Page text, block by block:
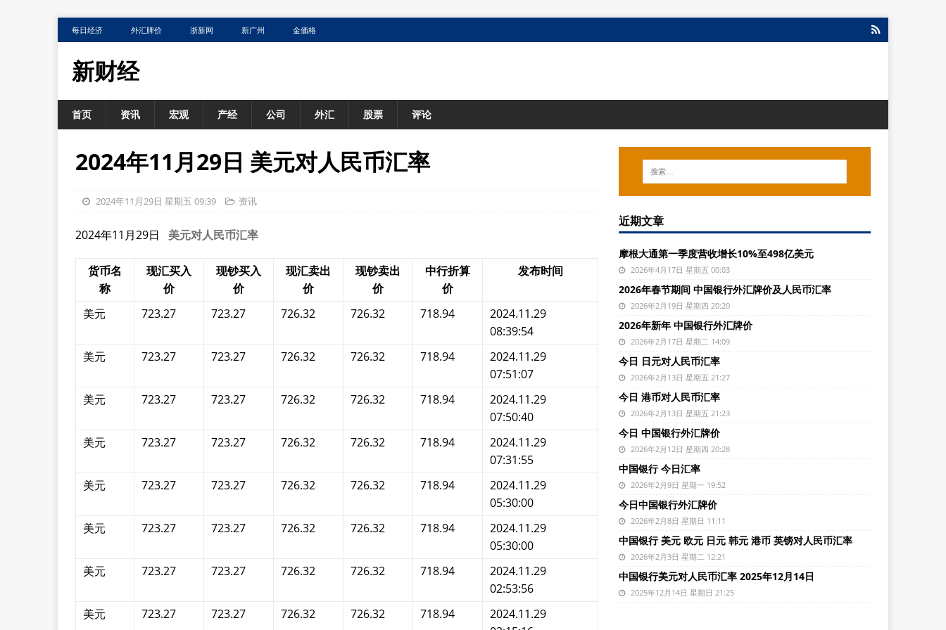
每日经济 外汇牌价 浙新网 新广州 金価格
新财经
首页 资讯 宏观 产经 公司 外汇 股票 评论
2024年11月29日 美元对人民币汇率
2024年11月29日 星期五 09:39 资讯
2024年11月29日 美元对人民币汇率
货币名
称
现汇买入
价
现钞买入
价
现汇卖出
价
现钞卖出
价
中行折算
价
发布时间
美元 723.27 723.27 726.32 726.32 718.94
2024.11.29
08:39:54
美元
723.27 723.27 726.32 726.32 718.94
2024.11.29
07:51:07
美元
723.27 723.27 726.32 726.32 718.94
2024.11.29
07:50:40
美元
723.27 723.27 726.32 726.32 718.94
2024.11.29
07:31:55
美元
723.27 723.27 726.32 726.32 718.94
2024.11.29
05:30:00
美元
723.27 723.27 726.32 726.32 718.94
2024.11.29
05:30:00
美元
723.27 723.27 726.32 726.32 718.94
2024.11.29
02:53:56
美元
723.27 723.27 726.32 726.32 718.94
2024.11.29
近期文章
摩根大通第一季度营收增长10%至498亿美元
2026年4月17日 星期五 00:03
2026年春节期间 中国银行外汇牌价及人民币汇率
2026年2月19日 星期四 20:20
2026年新年 中国银行外汇牌价
2026年2月17日 星期二 14:09
今日 日元对人民币汇率
2026年2月13日 星期五 21:27
今日 港币对人民币汇率
2026年2月13日 星期五 21:23
今日 中国银行外汇牌价
2026年2月12日 星期四 20:28
中国银行 今日汇率
2026年2月9日 星期一 19:52
今日中国银行外汇牌价
2026年2月8日 星期日 11:11
中国银行 美元 欧元 日元 韩元 港币 英镑对人民币汇率
2026年2月3日 星期二 12:21
中国银行美元对人民币汇率 2025年12月14日
2025年12月14日 星期日 21:25